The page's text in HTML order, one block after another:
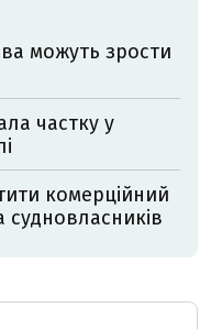
можуть зрости
частку у
комерційний